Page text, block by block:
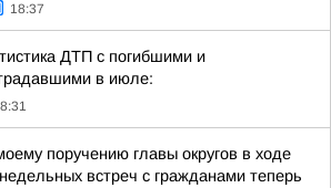
18:37
ДТП с погибшими и
в июле:
поручению главы округов в ходе
встреч с гражданами теперь